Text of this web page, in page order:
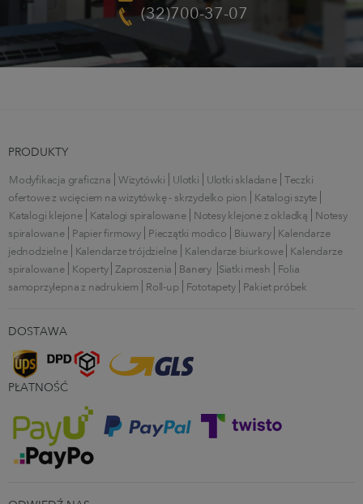
(32)700-37-07
PRODUKTY
Modyfikacja graficzna Wizytówki Ulotki Ulotki składane Teczki
ofertowe z wcięciem na wizytówkę - skrzydełko pion
Katalogi szyte
Katalogi klejone
Katalogi spiralowane Notesy klejone z okładką
Notesy
spiralowane
Papier firmowy Pieczątki modico Biuwary Kalendarze
jednodzielne
Kalendarze trójdzielne Kalendarze biurkowe Kalendarze
spiralowane
Koperty Zaproszenia Banery Siatki mesh
Folia
samoprzylepna z nadrukiem
Roll-up Fototapety Pakiet próbek
DOSTAWA
PŁATNOŚĆ